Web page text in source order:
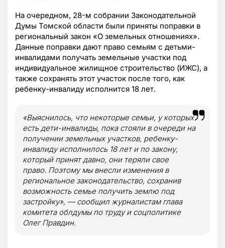
На очередном, 28-м собрании Законодательной
Думы Томской области были приняты поправки в
региональный закон «О земельных отношениях».
Данные поправки дают право семьям с детьми-
инвалидами получать земельные участки под
индивидуальное жилищное строительство (ИЖС), а
также сохранять этот участок после того, как
ребенку-инвалиду исполнится 18 лет.
«Выяснилось, что некоторые семьи, у которых
есть дети-инвалиды, пока стояли в очереди на
получении земельных участков, ребенку-
инвалиду исполнилось 18 лет и по закону,
который принят давно, они теряли свое
право. Поэтому мы внесли изменения в
региональное законодательство, сохранив
возможность семье получить землю под
застройку», — сообщил журналистам глава
комитета облдумы по труду и соцполитике
Олег Правдин.